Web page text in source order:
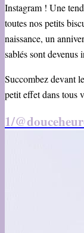
Instagram ! Une
toutes nos petits
naissance, un
sablés sont devenus
Succombez devant
petit effet dans tous
1/